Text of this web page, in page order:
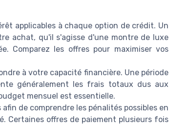
applicables à chaque option de crédit. Un
achat, qu'il s'agisse d'une montre de luxe
Comparez les offres pour maximiser vos
à votre capacité financière. Une période
généralement les frais totaux dus aux
mensuel est essentielle.
de comprendre les pénalités possibles en
Certaines offres de paiement plusieurs fois